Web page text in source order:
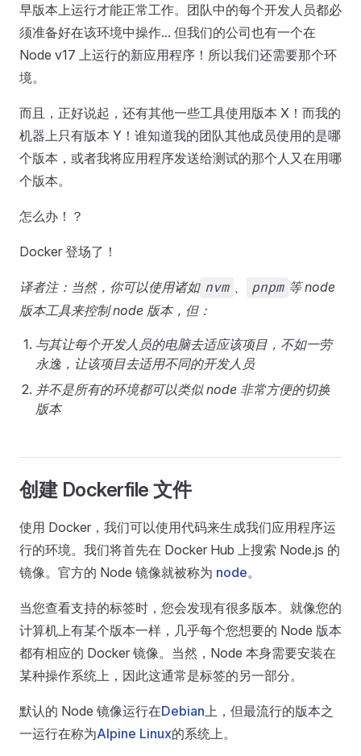
早版本上运行才能正常工作。团队中的每个开发人员都必
须准备好在该环境中操作... 但我们的公司也有一个在
Node v17 上运行的新应用程序！所以我们还需要那个环
境。
而且，正好说起，还有其他一些工具使用版本 X！而我的
机器上只有版本 Y！谁知道我的团队其他成员使用的是哪
个版本，或者我将应用程序发送给测试的那个人又在用哪
个版本。
怎么办！？
Docker 登场了！
译者注：当然，你可以使用诸如 nvm pnpm 等 node
版本工具来控制 node 版本，但：
与其让每个开发人员的电脑去适应该项目，不如一劳
永逸，让该项目去适用不同的开发人员
并不是所有的环境都可以类似 node 非常方便的切换
版本
创建 Dockerfile 文件
使用 Docker，我们可以使用代码来生成我们应用程序运
行的环境。我们将首先在 Docker Hub 上搜索 Node.js 的
镜像。官方的 Node 镜像就被称为 node。
当您查看支持的标签时，您会发现有很多版本。就像您的
计算机上有某个版本一样，几乎每个您想要的 Node 版本
都有相应的 Docker 镜像。当然，Node 本身需要安装在
某种操作系统上，因此这通常是标签的另一部分。
默认的 Node 镜像运行在Debian 上，但最流行的版本之
一运行在称为Alpine Linux的系统上。